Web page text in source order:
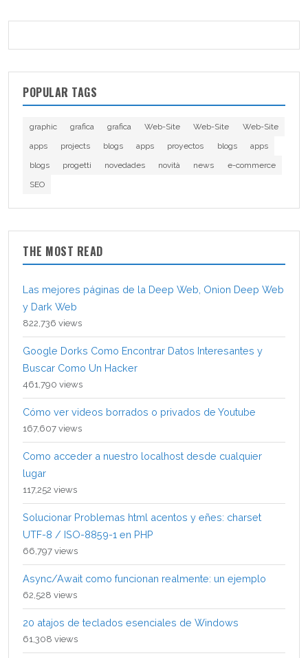
POPULAR TAGS
graphic grafica grafica Web-Site Web-Site
Web-Site
apps
projects blogs apps proyectos blogs
apps
blogs
progetti novedades novità news
e-commerce
SEO
THE MOST READ
Las mejores páginas de la Deep Web, Onion Deep Web
y Dark Web
822,736 views
Google Dorks Como Encontrar Datos Interesantes y
Buscar Como Un Hacker
461,790 views
Cómo ver videos borrados o privados de Youtube
167,607 views
Como acceder a nuestro localhost desde cualquier
lugar
117,252 views
Solucionar Problemas html acentos y eñes: charset
UTF-8 / ISO-8859-1 en PHP
66,797 views
Async/Await como funcionan realmente: un ejemplo
62,528 views
20 atajos de teclados esenciales de Windows
61,308 views